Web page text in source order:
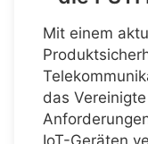
Mit einem
das